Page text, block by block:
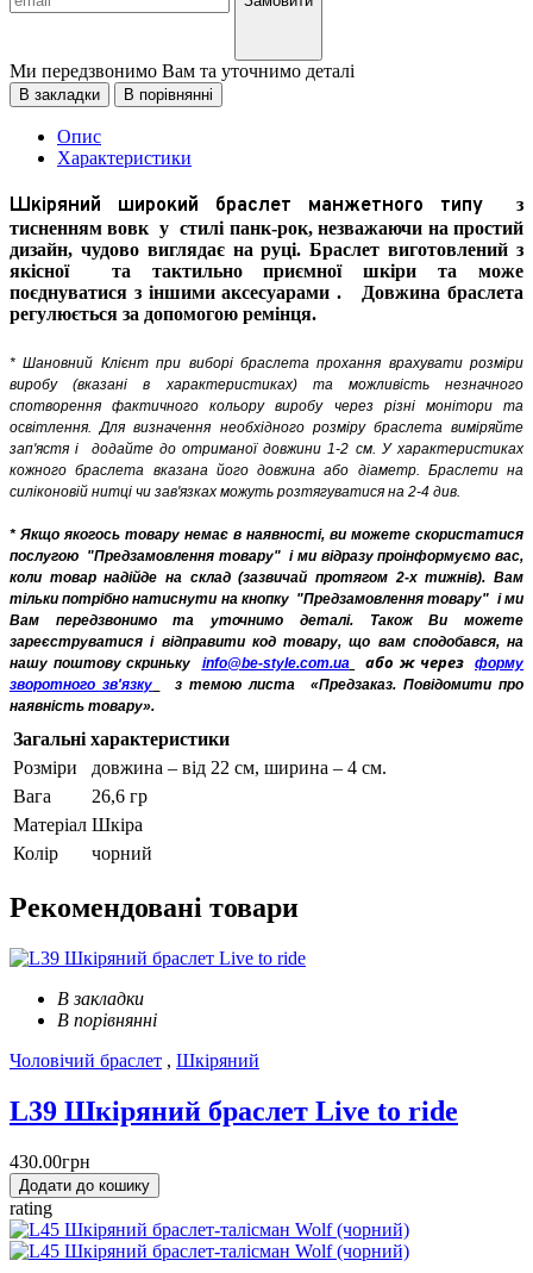
Ми передзвонимо Вам та уточнимо деталі
В закладки В порівнянні
Опис
Характеристики
Шкіряний широкий браслет манжетного типу
з
тисненням вовку стилі панк-рок, незважаючи на простий
дизайн, чудово виглядає на руці. Браслет виготовлений з
якісної
та тактильно приємної шкіри та може
поєднуватися з іншимиаксесуарами .
Довжина браслета
регулюється за допомогою ремінця.
* Шановний Клієнт при виборі браслета прохання врахувати розміри
виробу (вказані в характеристиках) та можливість незначного
спотворення фактичного кольору виробу через різні монітори та
освітлення. Для визначення необхідного розміру браслета виміряйте
зап'ястя і додайте до отриманої довжини 1-2 см. У характеристиках
кожного браслета вказана його довжина або діаметр. Браслети на
силіконовій нитці чи зав'язках можуть розтягуватися на 2-4 див.
* Якщо якогось товару немає в наявності, ви можете скористатися
послугою "Предзамовлення товару" і ми відразу проінформуємо вас,
коли товар надійде на склад (зазвичай протягом 2-х тижнів). Вам
тільки потрібно натиснути на кнопку "Предзамовлення товару" і ми
Вам передзвонимо та уточнимо деталі. Також Ви можете
зареєструватися і відправити код товару, що вам сподобався, на
нашу поштову скриньку info@be-style.com.ua або ж черезформу
зворотного зв'язку
з темою листа «Предзаказ. Повідомити про
наявність товару».
Загальні характеристики
Розміри
довжина – від 22 см, ширина – 4 см.
Вага
26,6 гр
Матеріал Шкіра
Колір
чорний
Рекомендовані товари
В закладки
В порівнянні
Чоловічий браслет , Шкіряний
L39 Шкіряний браслет Live to ride
430.00грн
Додати до кошику
rating